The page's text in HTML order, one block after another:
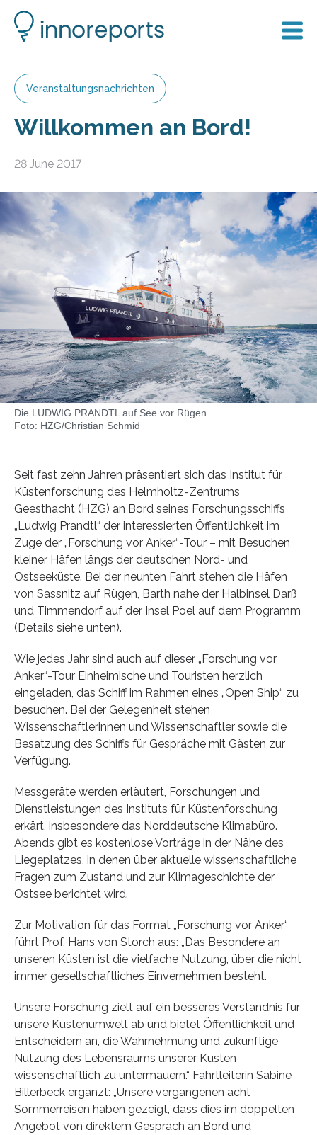
Veranstaltungsnachrichten
Willkommen an Bord!
28 June 2017
Die LUDWIG PRANDTL auf See vor Rügen
Foto: HZG/Christian Schmid
Seit fast zehn Jahren präsentiert sich das Institut für
Küstenforschung des Helmholtz-Zentrums
Geesthacht (HZG) an Bord seines Forschungsschiffs
„Ludwig Prandtl“ der interessierten Öffentlichkeit im
Zuge der „Forschung vor Anker“-Tour – mit Besuchen
kleiner Häfen längs der deutschen Nord- und
Ostseeküste. Bei der neunten Fahrt stehen die Häfen
von Sassnitz auf Rügen, Barth nahe der Halbinsel Darß
und Timmendorf auf der Insel Poel auf dem Programm
(Details siehe unten).
Wie jedes Jahr sind auch auf dieser „Forschung vor
Anker“-Tour Einheimische und Touristen herzlich
eingeladen, das Schiff im Rahmen eines „Open Ship“ zu
besuchen. Bei der Gelegenheit stehen
Wissenschaftlerinnen und Wissenschaftler sowie die
Besatzung des Schiffs für Gespräche mit Gästen zur
Verfügung.
Messgeräte werden erläutert, Forschungen und
Dienstleistungen des Instituts für Küstenforschung
erkärt, insbesondere das Norddeutsche Klimabüro.
Abends gibt es kostenlose Vorträge in der Nähe des
Liegeplatzes, in denen über aktuelle wissenschaftliche
Fragen zum Zustand und zur Klimageschichte der
Ostsee berichtet wird.
Zur Motivation für das Format „Forschung vor Anker“
führt Prof. Hans von Storch aus: „Das Besondere an
unseren Küsten ist die vielfache Nutzung, über die nicht
immer gesellschaftliches Einvernehmen besteht.
Unsere Forschung zielt auf ein besseres Verständnis für
unsere Küstenumwelt ab und bietet Öffentlichkeit und
Entscheidern an, die Wahrnehmung und zukünftige
Nutzung des Lebensraums unserer Küsten
wissenschaftlich zu untermauern.“ Fahrtleiterin Sabine
Billerbeck ergänzt: „Unsere vergangenen acht
Sommerreisen haben gezeigt, dass dies im doppelten
Angebot von direktem Gespräch an Bord und